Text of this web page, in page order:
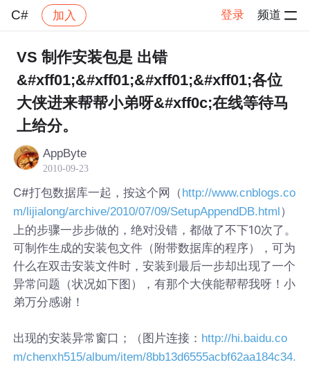
C# 加入 登录 频道
社区 C# 帖子详情
VS 制作安装包是 出错
&#xff01;&#xff01;&#xff01;&#xff01;各位
大侠进来帮帮小弟呀&#xff0c;在线等待马
上给分。
AppByte
2010-09-23
C#打包数据库一起，按这个网（http://www.cnblogs.co
m/lijialong/archive/2010/07/09/SetupAppendDB.html）
上的步骤一步步做的，绝对没错，都做了不下10次了。
可制作生成的安装包文件（附带数据库的程序），可为
什么在双击安装文件时，安装到最后一步却出现了一个
异常问题（状况如下图），有那个大侠能帮帮我呀！小
弟万分感谢！
出现的安装异常窗口；（图片连接： http://hi.baidu.co
m/chenxh515/album/item/8bb13d6555acbf62aa184c34.